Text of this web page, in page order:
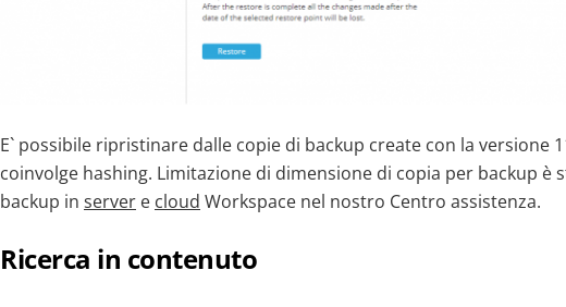
E` possibile ripristinare dalle copie di backup create con la versione
coinvolge hashing. Limitazione di dimensione di copia per backup è
backup in server e cloud Workspace nel nostro Centro assistenza.
Ricerca in contenuto